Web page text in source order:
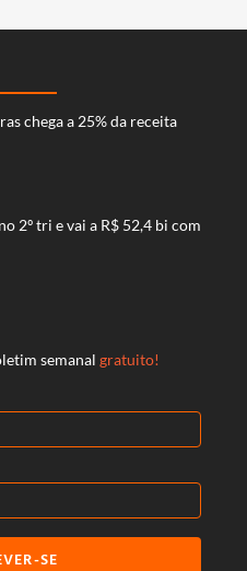
chega a 25% da receita
2º tri e vai a R$ 52,4 bi com
semanal gratuito!
SE